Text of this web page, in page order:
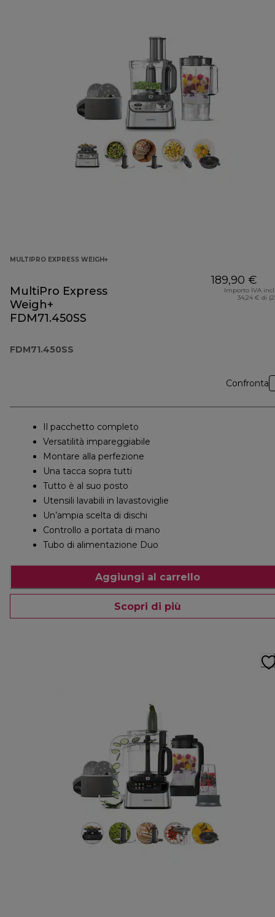
MULTIPRO EXPRESS WEIGH+
MultiPro Express
Weigh+
FDM71.450SS
FDM71.450SS
189,90 €
Importo IVA
34,24 € di
Confronta
Il pacchetto completo
Versatilità impareggiabile
Montare alla perfezione
Una tacca sopra tutti
Tutto è al suo posto
Utensili lavabili in lavastoviglie
Un’ampia scelta di dischi
Controllo a portata di mano
Tubo di alimentazione Duo
Aggiungi al carrello
Scopri di più